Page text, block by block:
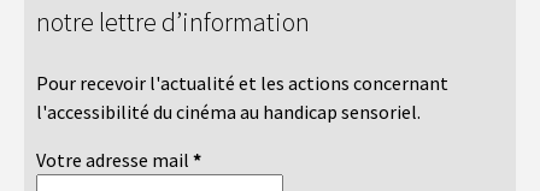
notre lettre d’information
Pour recevoir l'actualité et les actions concernant
l'accessibilité du cinéma au handicap sensoriel.
Votre adresse mail *